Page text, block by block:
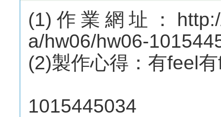
(1)作業網址：http://
a/hw06/hw06-
(2)製作心得：有feel
1015445034